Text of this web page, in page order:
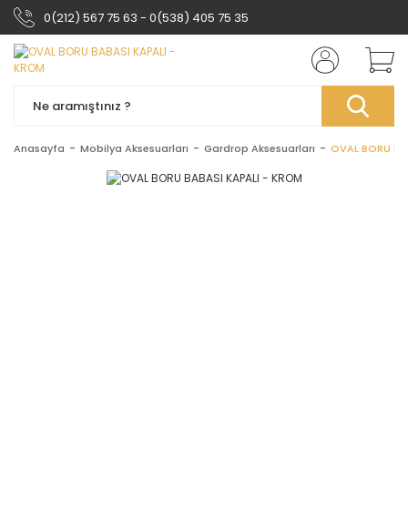
0(212) 567 75 63 - 0(538) 405 75 35
Anasayfa Mobilya Aksesuarları Gardrop Aksesuarları OVAL BORU